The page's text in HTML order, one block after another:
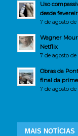
Uso
desde
7 de agosto de
Wagner
Netflix
7 de agosto de
Obras da
final da
7 de agosto de
MAIS NOTÍCIAS